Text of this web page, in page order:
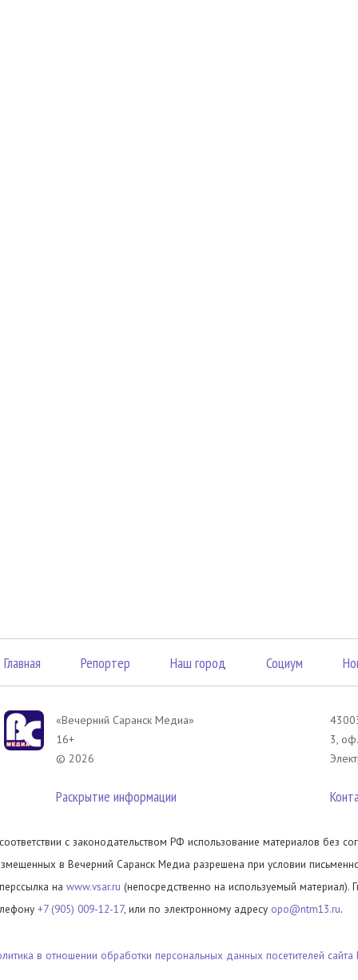
Главная Репортер Наш город Социум
«Вечерний Саранск Mедиа»
16+
© 2026
Раскрытие информации
3,
с законодательством РФ использование материалов без
в Вечерний Саранск Медиа разрешена при условии
на www.vsar.ru (непосредственно на используемый материал).
+7 (905) 009-12-17, или по электронному адресу opo@ntm13.ru.
в отношении обработки персональных данных посетителей